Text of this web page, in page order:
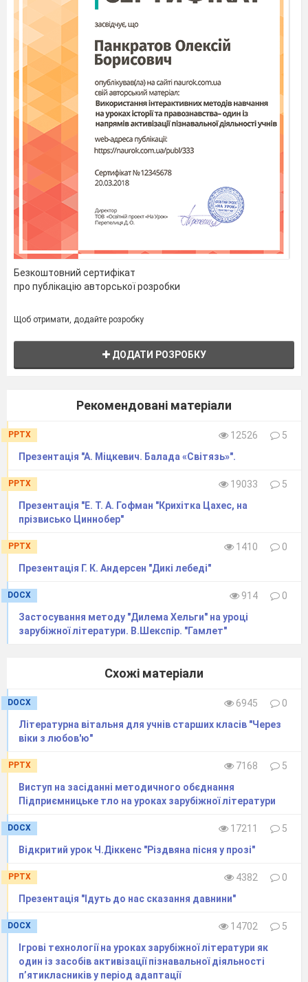
Безкоштовний сертифікат
про публікацію авторської розробки
Щоб отримати, додайте розробку
ДОДАТИ РОЗРОБКУ
Рекомендовані матеріали
PPTX 12526
5
Презентація "А. Міцкевич. Балада «Світязь»".
PPTX 19033
5
Презентація "Е. Т. А. Гофман "Крихітка Цахес, на
прізвисько Циннобер"
PPTX 1410
0
Презентація Г. К. Андерсен "Дикі лебеді"
DOCX 914
0
Застосування методу "Дилема Хельги" на уроці
зарубіжної літератури. В.Шекспір. "Гамлет"
Схожі матеріали
DOCX 6945
0
Літературна вітальня для учнів старших класів "Через
віки з любов'ю"
PPTX 7168
5
Виступ на засіданні методичного обєднання
Підприємницьке тло на уроках зарубіжної літератури
DOCX 17211
5
Відкритий урок Ч.Діккенс "Різдвяна пісня у прозі"
PPTX 4382
0
Презентація "Ідуть до нас сказання давнини"
DOCX 14702
5
Ігрові технології на уроках зарубіжної літератури як
один із засобів активізації пізнавальної діяльності
п’ятикласників у період адаптації